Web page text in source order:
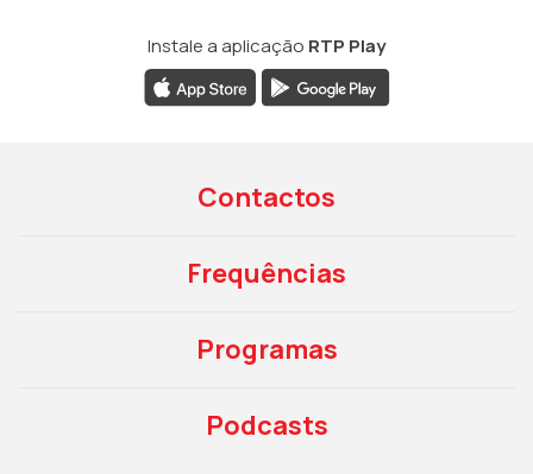
Instale a aplicação RTP Play
Contactos
Frequências
Programas
Podcasts